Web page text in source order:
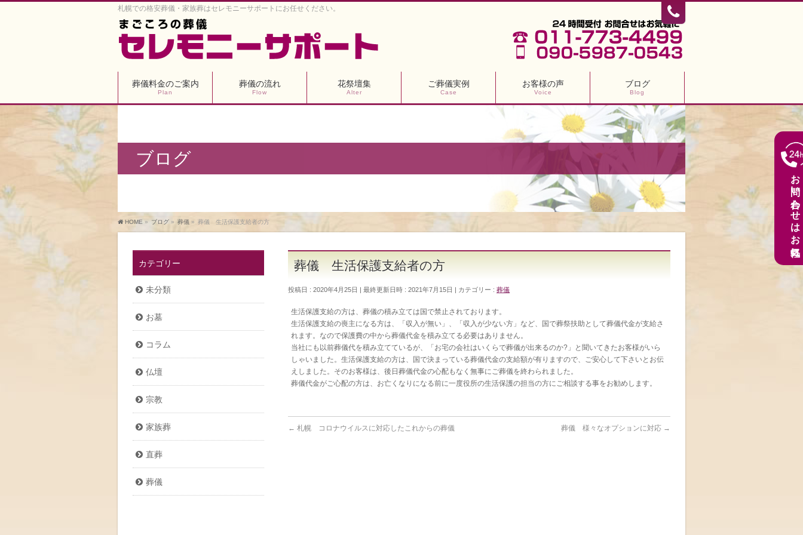
札幌での格安葬儀・家族葬はセレモニーサポートにお任せください。
お問い合わせはお気軽に
葬儀料金のご案内
Plan
葬儀の流れ
Flow
花祭壇集
Alter
ご葬儀実例
Case
お客様の声
Voice
ブログ
Blog
ブログ
HOME » ブログ » 葬儀 » 葬儀 生活保護支給者の方
葬儀 生活保護支給者の方
投稿日 : 2020年4月25日 最終更新日時 : 2021年7月15日 カテゴリー : 葬儀
生活保護支給の方は、葬儀の積み立ては国で禁止されております。
生活保護支給の喪主になる方は、「収入が無い」、「収入が少ない方」など、国で葬祭扶助として葬儀代金が支給さ
れます。なので保護費の中から葬儀代金を積み立てる必要はありません。
当社にも以前葬儀代を積み立てているが、「お宅の会社はいくらで葬儀が出来るのか?」と聞いてきたお客様がいら
しゃいました。生活保護支給の方は、国で決まっている葬儀代金の支給額が有りますので、ご安心して下さいとお伝
えしました。そのお客様は、後日葬儀代金の心配もなく無事にご葬儀を終わられました。
葬儀代金がご心配の方は、お亡くなりになる前に一度役所の生活保護の担当の方にご相談する事をお勧めします。
← 札幌 コロナウイルスに対応したこれからの葬儀 葬儀 様々なオプションに対応 →
カテゴリー
未分類
お墓
コラム
仏壇
宗教
家族葬
直葬
葬儀